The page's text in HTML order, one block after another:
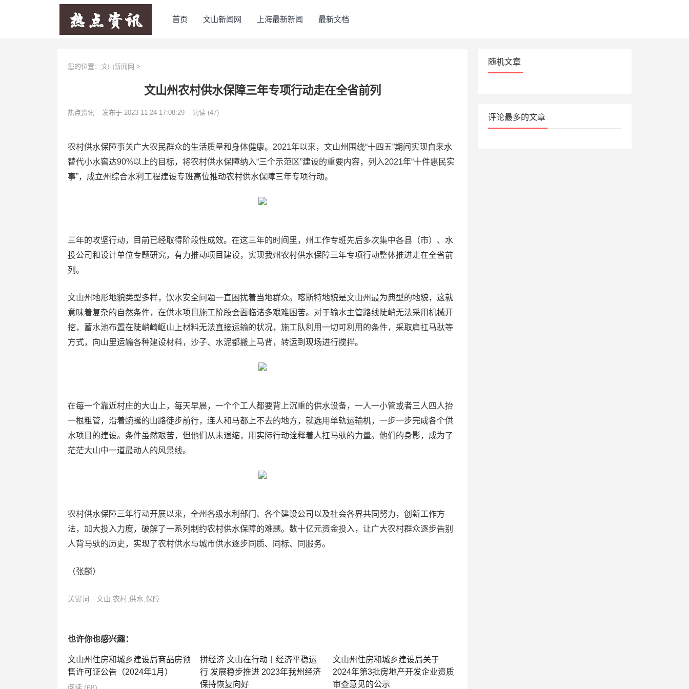
首页 文山新闻网 上海最新新闻 最新文档
您的位置： 文山新闻网 >
文山州农村供水保障三年专项行动走在全省前列
热点资讯 发布于 2023-11-24 17:08:29 阅读 (47)
农村供水保障事关广大农民群众的生活质量和身体健康。2021年以来，文山州围绕“十四五”期间实现自来水
替代小水窖达90%以上的目标，将农村供水保障纳入“三个示范区”建设的重要内容，列入2021年“十件惠民实
事”，成立州综合水利工程建设专班高位推动农村供水保障三年专项行动。
三年的攻坚行动，目前已经取得阶段性成效。在这三年的时间里，州工作专班先后多次集中各县（市）、水
投公司和设计单位专题研究，有力推动项目建设，实现我州农村供水保障三年专项行动整体推进走在全省前
列。
文山州地形地貌类型多样，饮水安全问题一直困扰着当地群众。喀斯特地貌是文山州最为典型的地貌，这就
意味着复杂的自然条件，在供水项目施工阶段会面临诸多艰难困苦。对于输水主管路线陡峭无法采用机械开
挖，蓄水池布置在陡峭崎岖山上材料无法直接运输的状况，施工队利用一切可利用的条件，采取肩扛马驮等
方式，向山里运输各种建设材料，沙子、水泥都搬上马背，转运到现场进行搅拌。
在每一个靠近村庄的大山上，每天早晨，一个个工人都要背上沉重的供水设备，一人一小管或者三人四人抬
一根粗管，沿着蜿蜒的山路徒步前行，连人和马都上不去的地方，就选用单轨运输机，一步一步完成各个供
水项目的建设。条件虽然艰苦，但他们从未退缩，用实际行动诠释着人扛马驮的力量。他们的身影，成为了
茫茫大山中一道最动人的风景线。
农村供水保障三年行动开展以来，全州各级水利部门、各个建设公司以及社会各界共同努力，创新工作方
法，加大投入力度，破解了一系列制约农村供水保障的难题。数十亿元资金投入，让广大农村群众逐步告别
人背马驮的历史，实现了农村供水与城市供水逐步同质、同标、同服务。
（张麟）
关键词: 文山,农村,供水,保障
也许你也感兴趣：
文山州住房和城乡建设局商品房预
售许可证公告（2024年1月）
拼经济 文山在行动丨经济平稳运
行 发展稳步推进 2023年我州经济
保持恢复向好
文山州住房和城乡建设局关于
2024年第3批房地产开发企业资质
审查意见的公示
随机文章
评论最多的文章